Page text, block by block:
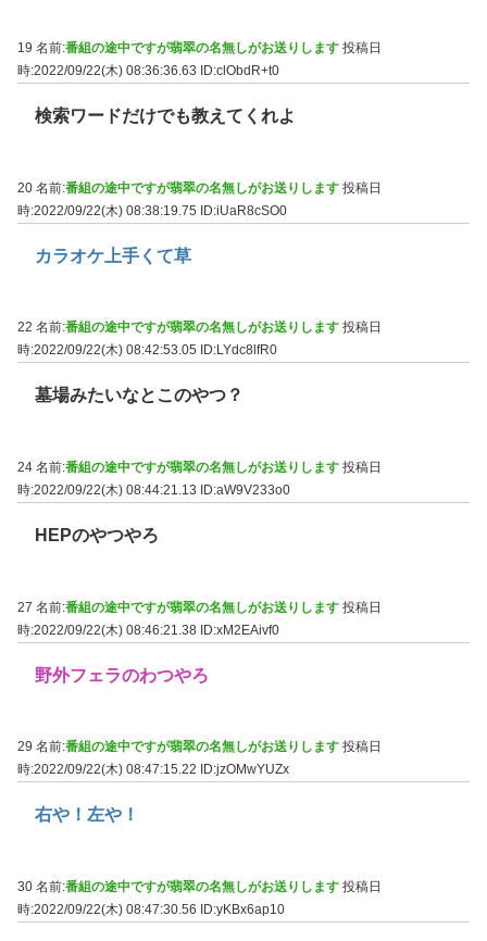
19 名前:番組の途中ですが翡翠の名無しがお送りします 投稿日
時:2022/09/22(木) 08:36:36.63
ID:clObdR+t0
検索ワードだけでも教えてくれよ
20 名前:番組の途中ですが翡翠の名無しがお送りします 投稿日
時:2022/09/22(木) 08:38:19.75 ID:iUaR8cSO0
カラオケ上手くて草
22 名前:番組の途中ですが翡翠の名無しがお送りします 投稿日
時:2022/09/22(木) 08:42:53.05
ID:LYdc8lfR0
墓場みたいなとこのやつ？
24 名前:番組の途中ですが翡翠の名無しがお送りします 投稿日
時:2022/09/22(木) 08:44:21.13
ID:aW9V233o0
HEPのやつやろ
27 名前:番組の途中ですが翡翠の名無しがお送りします 投稿日
時:2022/09/22(木) 08:46:21.38 ID:xM2EAivf0
野外フェラのわつやろ
29 名前:番組の途中ですが翡翠の名無しがお送りします 投稿日
時:2022/09/22(木) 08:47:15.22
ID:jzOMwYUZx
右や！左や！
30 名前:番組の途中ですが翡翠の名無しがお送りします 投稿日
時:2022/09/22(木) 08:47:30.56 ID:yKBx6ap10